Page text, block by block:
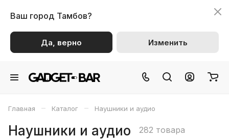
Ваш город Тамбов?
Да, верно Изменить
Главная – Каталог – Наушники и аудио
Наушники и аудио 282 товара